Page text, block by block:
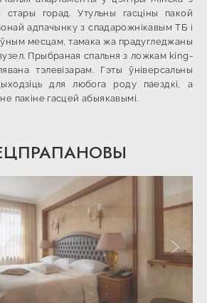
стары горад. Утульны гасціны пакой
адпачынку з спадарожнікавым ТБ і
месцам, тамака жа прадугледжаны
Прыбраная спальня з ложкам king-
тэлевізарам. Гэты ўніверсальны
для любога роду паездкі, а
пакіне гасцей абыякавымі.